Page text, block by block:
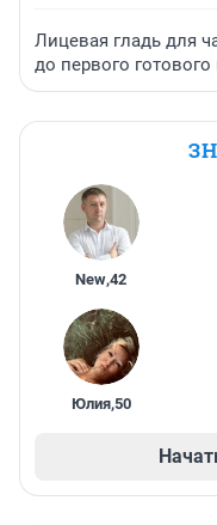
Лицевая гладь для
до первого
New,42
Юлия,50